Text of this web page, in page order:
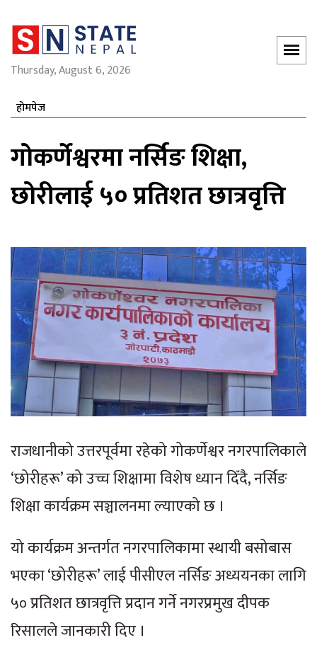
Thursday, August 6, 2026
होमपेज
गोकर्णेश्वरमा नर्सिङ शिक्षा,
छोरीलाई ५० प्रतिशत छात्रवृत्ति
राजधानीको उत्तरपूर्वमा रहेको गोकर्णेश्वर नगरपालिकाले
‘छोरीहरू’ को उच्च शिक्षामा विशेष ध्यान दिँदै, नर्सिङ
शिक्षा कार्यक्रम सञ्चालनमा ल्याएको छ ।
यो कार्यक्रम अन्तर्गत नगरपालिकामा स्थायी बसोबास
भएका ‘छोरीहरू’ लाई पीसीएल नर्सिङ अध्ययनका लागि
५० प्रतिशत छात्रवृत्ति प्रदान गर्ने नगरप्रमुख दीपक
रिसालले जानकारी दिए ।